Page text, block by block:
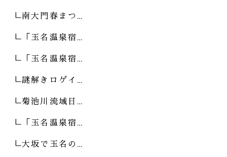
南大門春まつ…
「玉名温泉宿…
「玉名温泉宿…
謎解きロゲイ…
菊池川流域日…
「玉名温泉宿…
大坂で玉名の…